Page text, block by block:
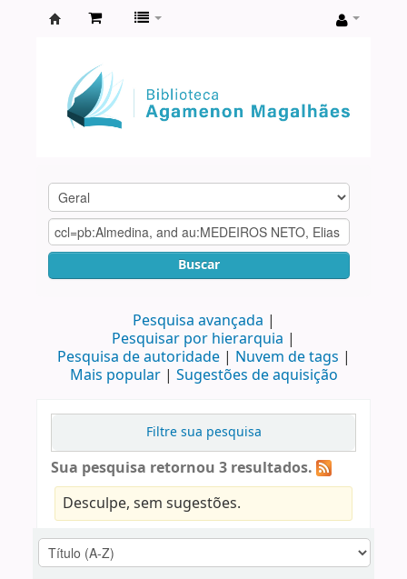
Agamenon
Magalhães
Buscar
Pesquisa avançada
Pesquisar por hierarquia
Pesquisa de autoridade
Nuvem de tags
Mais popular
Sugestões de aquisição
Filtre sua pesquisa
Sua pesquisa retornou 3 resultados.
Desculpe, sem sugestões.